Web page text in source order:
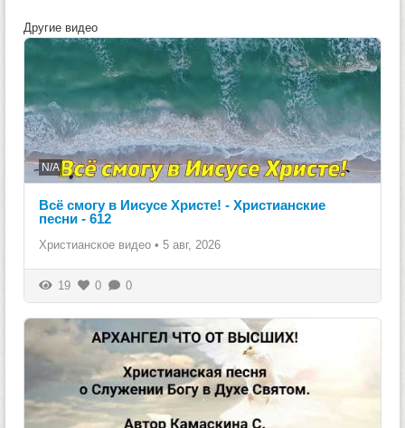
Другие видео
N/A
Всё смогу в Иисусе Христе! - Христианские
песни - 612
Христианское видео • 5 авг, 2026
19 0 0